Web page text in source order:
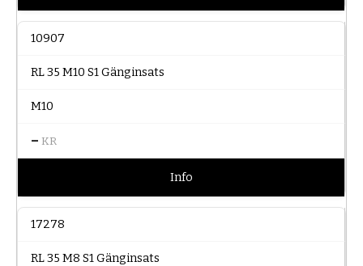
10907
RL 35 M10 S1 Gänginsats
M10
– KR
Info
17278
RL 35 M8 S1 Gänginsats